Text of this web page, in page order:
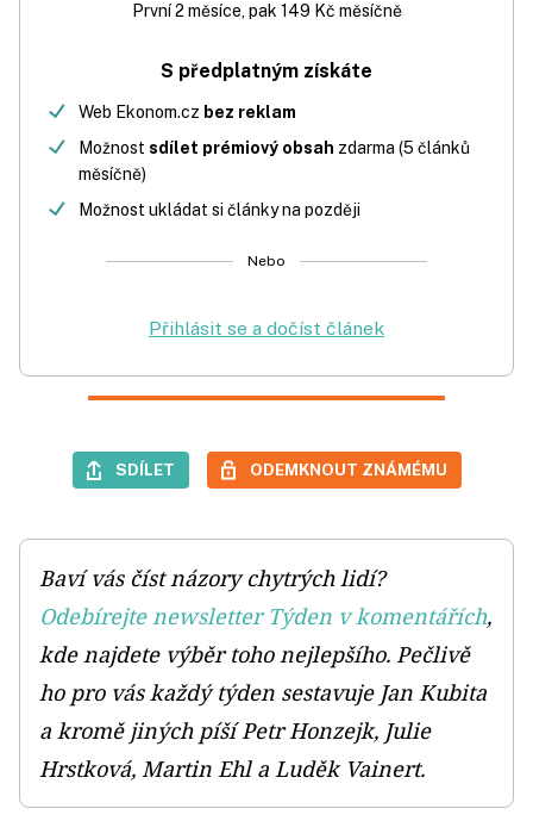
První 2 měsíce, pak 149 Kč měsíčně
S předplatným získáte
Web Ekonom.cz bez reklam
Možnost sdílet prémiový obsah zdarma (5 článků
měsíčně)
Možnost ukládat si články na později
Nebo
Přihlásit se a dočíst článek
SDÍLET ODEMKNOUT ZNÁMÉMU
Baví vás číst názory chytrých lidí?
Odebírejte newsletter Týden v komentářích,
kde najdete výběr toho nejlepšího. Pečlivě
ho pro vás každý týden sestavuje Jan Kubita
a kromě jiných píší Petr Honzejk, Julie
Hrstková, Martin Ehl a Luděk Vainert.